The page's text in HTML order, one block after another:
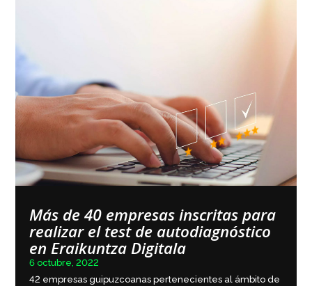
Más de 40 empresas inscritas para
realizar el test de autodiagnóstico
en Eraikuntza Digitala
6 octubre, 2022
42 empresas guipuzcoanas pertenecientes al ámbito de